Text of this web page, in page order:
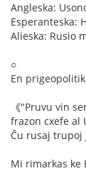
Angleska:
Esperanteska:
Alieska: Rusio
○
En
《"Pruvu vin
frazon cxefe al
Ĉu rusaj trupoj
Mi rimarkas ke